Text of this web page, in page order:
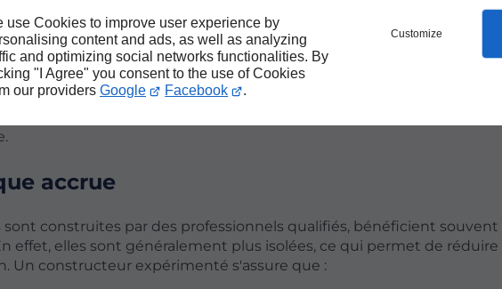
use Cookies to improve user experience by
content and ads, as well as analyzing
and optimizing social networks functionalities. By
"I Agree" you consent to the use of Cookies
our providers Google Facebook .
Customize
de personnaliser votre maison selon vos goûts et vos besoins.
espace de vie unique, adapté à votre style de vie et à vos
accrue
sont construites par des professionnels qualifiés, bénéficient
effet, elles sont généralement plus isolées, ce qui permet de réduire
Un constructeur expérimenté s'assure que :